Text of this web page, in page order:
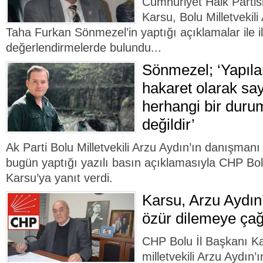
Karsu, Bolu Milletvekili
Taha Furkan Sönmezel’in yaptığı açıklamalar ile
değerlendirmelerde bulundu...
Sönmezel;
hakaret olarak
herhangi bir
değildir’
Ak Parti Bolu Milletvekili Arzu Aydın’ın
bugün yaptığı yazılı basın açıklamasıyla CHP
Karsu’ya yanıt verdi.
Karsu, Arzu
özür dilemeye
CHP Bolu İl Başkanı
milletvekili Arzu